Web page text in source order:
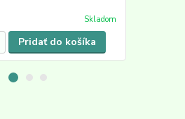
Skladom
Pridať do košíka